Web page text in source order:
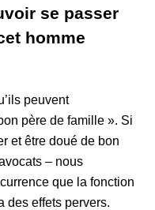
se passer
homme
peuvent
père de famille ». Si
et être doué de bon
– nous
que la fonction
des effets pervers.